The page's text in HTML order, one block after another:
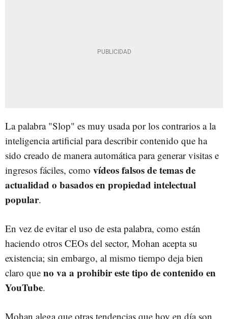
La palabra "Slop" es muy usada por los contrarios a la
inteligencia artificial para describir contenido que ha
sido creado de manera automática para generar visitas e
ingresos fáciles, como vídeos falsos de temas de
actualidad o basados en propiedad intelectual
popular.
En vez de evitar el uso de esta palabra, como están
haciendo otros CEOs del sector, Mohan acepta su
existencia; sin embargo, al mismo tiempo deja bien
claro que no va a prohibir este tipo de contenido en
YouTube.
Mohan alega que otras tendencias que hoy en día son